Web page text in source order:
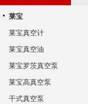
莱宝
莱宝真空计
莱宝真空油
莱宝罗茨真空泵
莱宝高真空泵
干式真空泵